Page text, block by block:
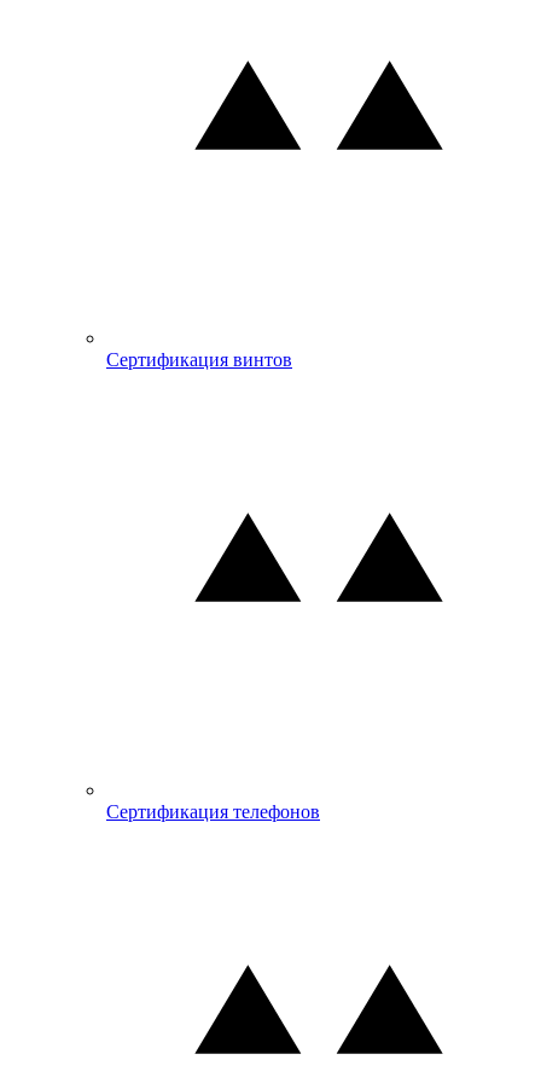
Сертификация винтов
Сертификация телефонов